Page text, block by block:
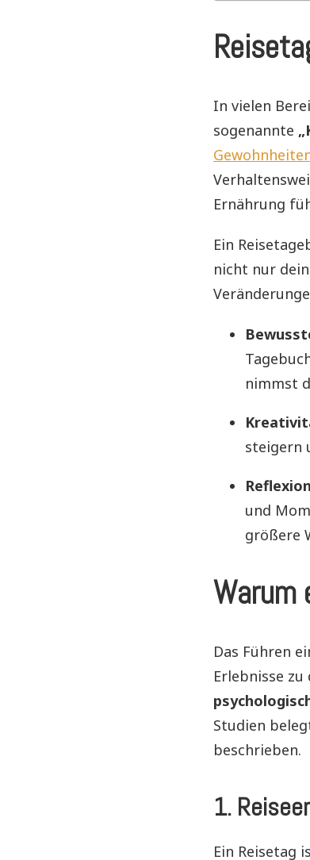
In vielen
sogenannte
Ernährung
Ein
nicht nur
nimmst
steigern
und
größere
Warum
Das Führen
Erlebnisse
Studien
beschrieben.
1.
Ein Reisetag